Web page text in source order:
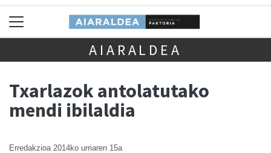
AIARALDEA
Txarlazok antolatutako
mendi ibilaldia
Erredakzioa 2014ko urriaren 15a